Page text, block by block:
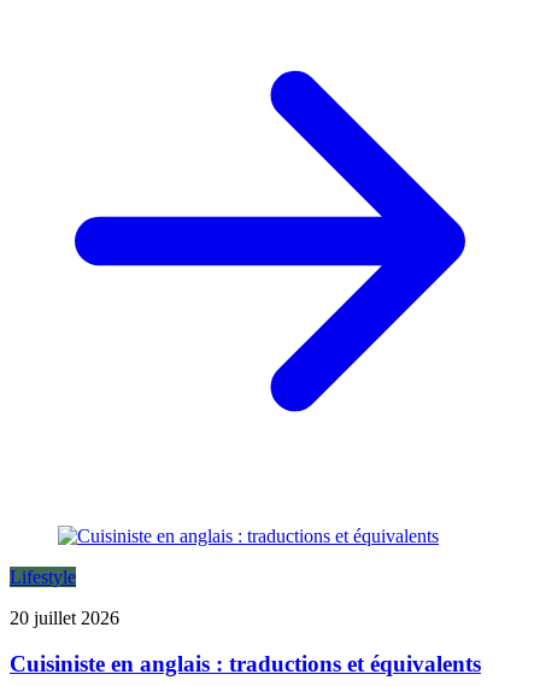
Lifestyle
20 juillet 2026
Cuisiniste en anglais : traductions et équivalents